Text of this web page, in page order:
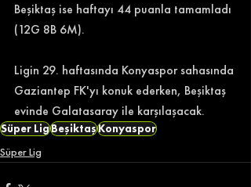
Beşiktaş ise haftayı 44 puanla tamamladı
(12G 8B 6M).
Ligin 29. haftasında Konyaspor sahasında
Gaziantep FK'yı konuk ederken, Beşiktaş
evinde Galatasaray ile karşılaşacak.
Süper LigBeşiktaşKonyaspor
Süper Lig